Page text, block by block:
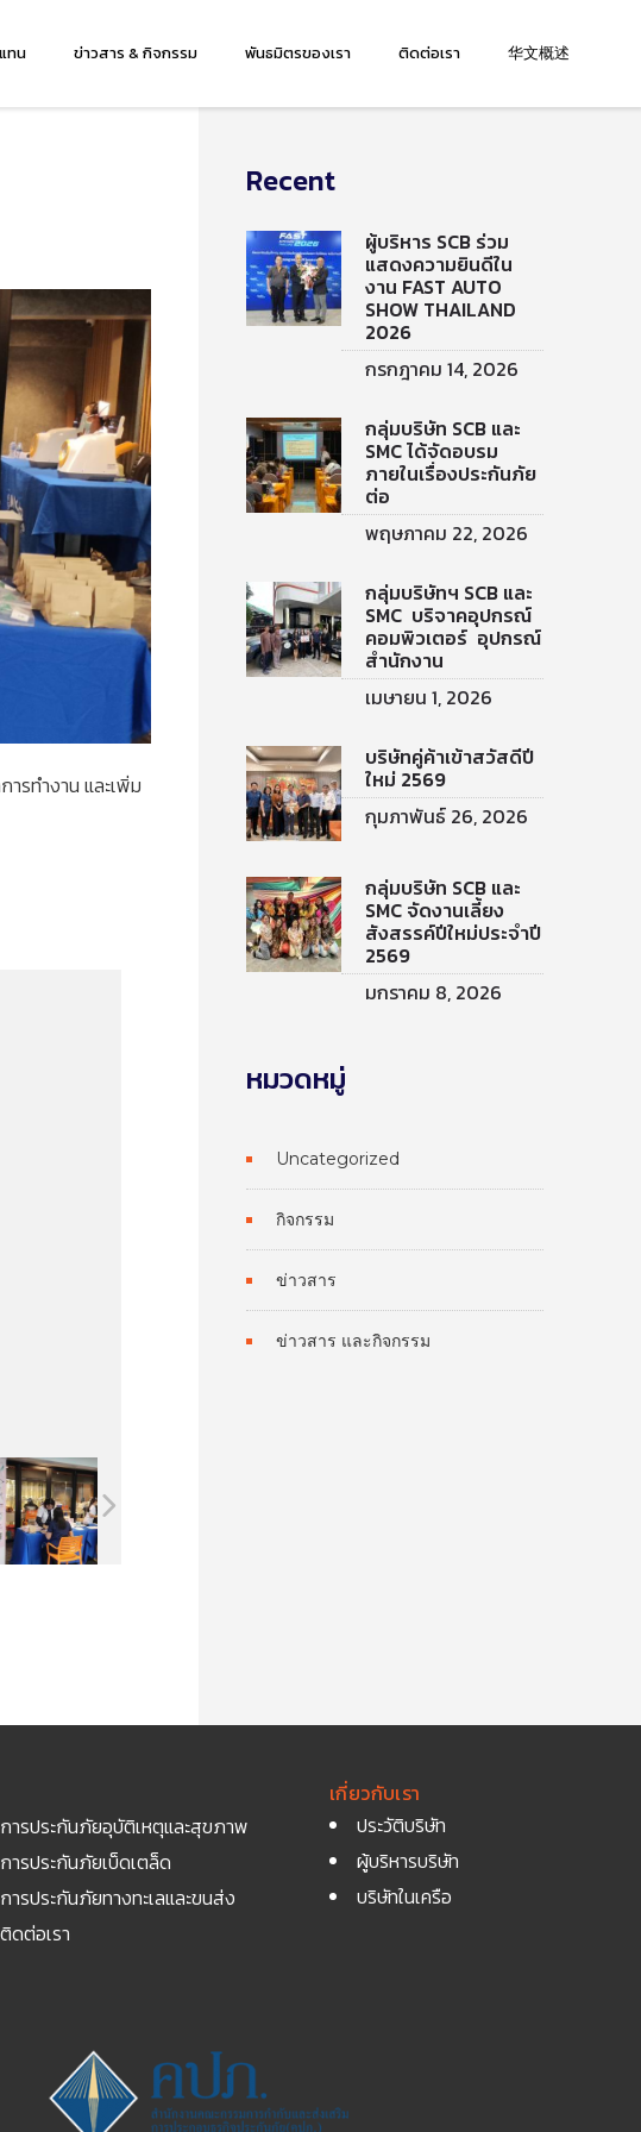
ทน ข่าวสาร & กิจกรรม พันธมิตรของเรา ติดต่อเรา 华文概述
รทำงาน และเพิ่ม
Recent
ผู้บริหาร SCB ร่วม
แสดงความยินดีใน
งาน FAST AUTO
SHOW THAILAND
2026
กรกฎาคม 14, 2026
กลุ่มบริษัท SCB และ
SMC ได้จัดอบรม
ภายในเรื่องประกันภัย
ต่อ
พฤษภาคม 22, 2026
กลุ่มบริษัทฯ SCB และ
SMC บริจาคอุปกรณ์
คอมพิวเตอร์ อุปกรณ์
สำนักงาน
เมษายน 1, 2026
บริษัทคู่ค้าเข้าสวัสดีปี
ใหม่ 2569
กุมภาพันธ์ 26, 2026
กลุ่มบริษัท SCB และ
SMC จัดงานเลี้ยง
สังสรรค์ปีใหม่ประจำปี
2569
มกราคม 8, 2026
หมวดหมู่
Uncategorized
กิจกรรม
ข่าวสาร
ข่าวสาร และกิจกรรม
การประกันภัยอุบัติเหตุและสุขภาพ
การประกันภัยเบ็ดเตล็ด
การประกันภัยทางทะเลและขนส่ง
ติดต่อเรา
เกี่ยวกับเรา
ประวัติบริษัท
ผู้บริหารบริษัท
บริษัทในเครือ